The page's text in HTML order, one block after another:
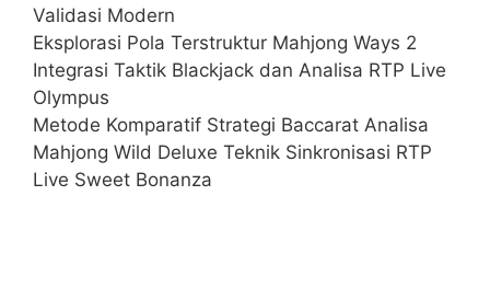
Validasi Modern
Eksplorasi Pola Terstruktur Mahjong Ways 2
Integrasi Taktik Blackjack dan Analisa RTP Live
Olympus
Metode Komparatif Strategi Baccarat Analisa
Mahjong Wild Deluxe Teknik Sinkronisasi RTP
Live Sweet Bonanza